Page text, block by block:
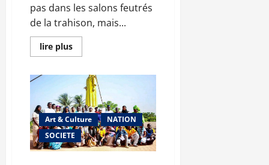
pas dans les salons feutrés
de la trahison, mais...
lire plusEn
savoir
HADJ
TANDINA
:
le
bâtisseur
du
sursaut
et
le
Art & Culture
NATION
SOCIETE